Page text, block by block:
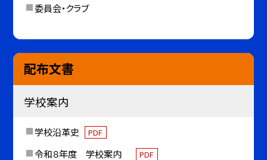
委員会・クラブ
配布文書
学校案内
学校沿革史 PDF
令和８年度 学校案内 PDF